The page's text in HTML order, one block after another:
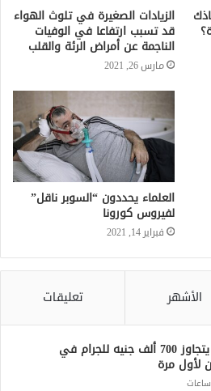
الزيادات الصغيرة في تلوث الهواء
قد تسبب ارتفاعا في الوفيات
الناجمة عن أمراض الرئة والقلب
مارس 26, 2021
العلماء يحددون “السوبر ناقل”
لفيروس كورونا
فبراير 14, 2021
الأشهر تعليقات
الذهب يتجاوز 700 ألف جنيه للجرام في
لأول مرة